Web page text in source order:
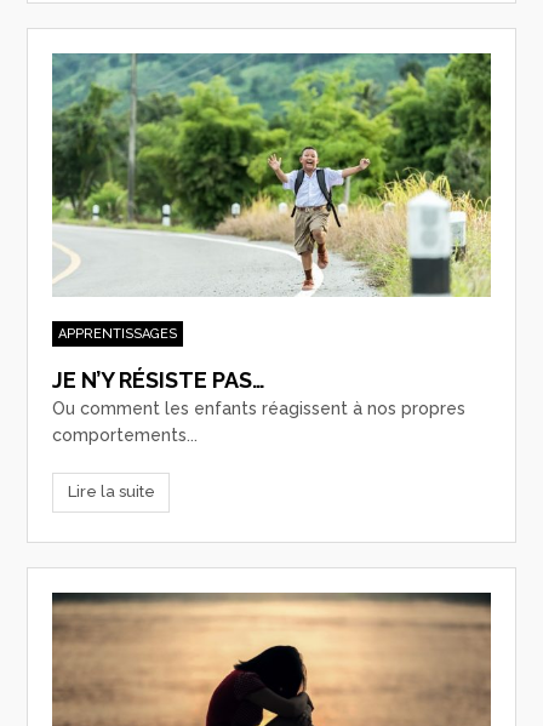
APPRENTISSAGES
JE N’Y RÉSISTE PAS…
Ou comment les enfants réagissent à nos propres
comportements...
Lire la suite